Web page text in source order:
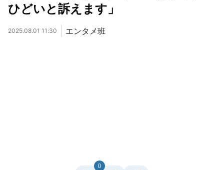
ひどいと訴えます」
2025.08.01 11:30 エンタメ班
0